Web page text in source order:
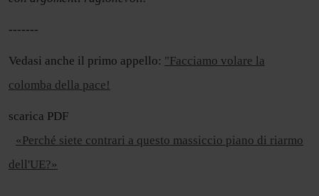
-------
Vedasi anche il primo appello: "Facciamo volare la
colomba della pace!
scarica PDF
«Perché siete contrari a questo massiccio piano di riarmo
dell'UE?»